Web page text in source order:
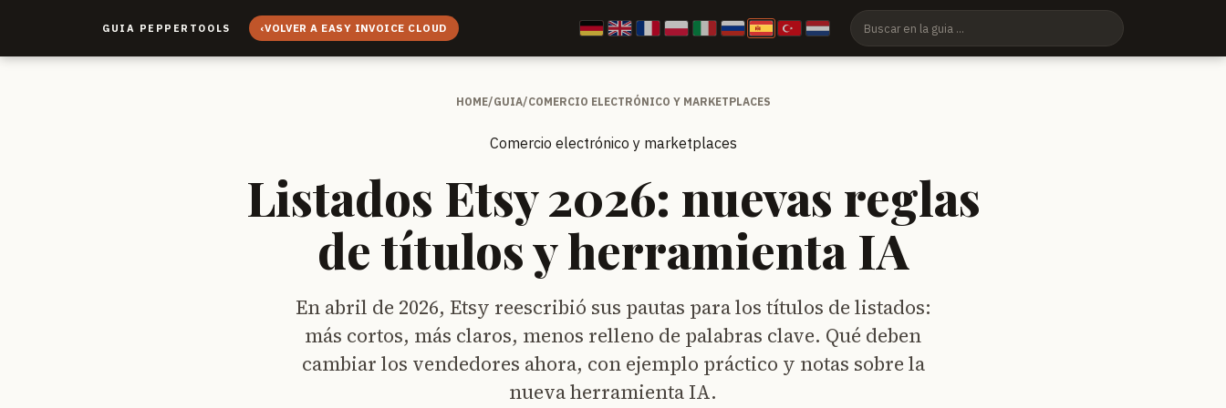
GUIA PEPPERTOOLS ‹VOLVER A EASY INVOICE CLOUD
HOME/GUIA/COMERCIO ELECTRÓNICO Y MARKETPLACES
Comercio electrónico y marketplaces
Listados Etsy 2026: nuevas reglas
de títulos y herramienta IA
En abril de 2026, Etsy reescribió sus pautas para los títulos de listados:
más cortos, más claros, menos relleno de palabras clave. Qué deben
cambiar los vendedores ahora, con ejemplo práctico y notas sobre la
nueva herramienta IA.